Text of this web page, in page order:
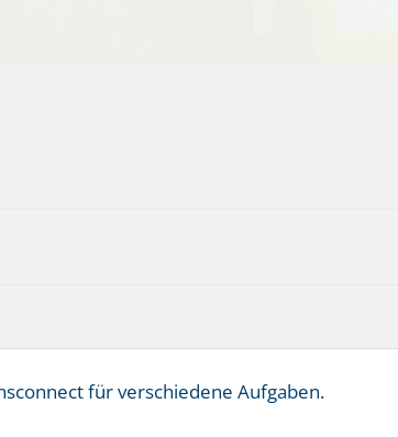
für verschiedene Aufgaben.